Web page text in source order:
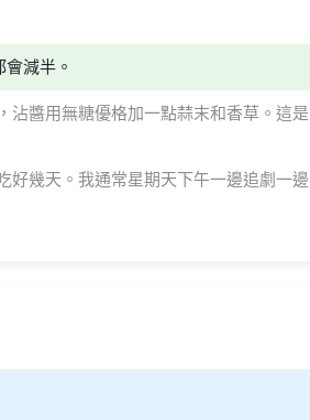
減半。
沾醬用無糖優格加一點蒜末和香草。這是
好幾天。我通常星期天下午一邊追劇一邊